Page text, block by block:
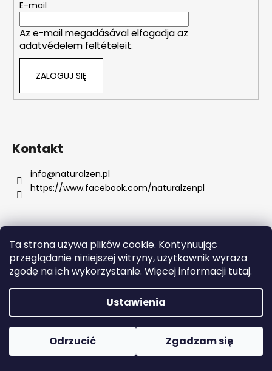
Ta strona używa plików cookie. Kontynuując
przeglądanie niniejszej witryny, użytkownik wyraża
zgodę na ich wykorzystanie. Więcej informacji tutaj.
Ustawienia
Odrzucić Zgadzam się
u
a
s
P
l
e
c
a
m
y
ORAL-
EXPERT
E-mail
Az e-mail megadásával elfogadja az
adatvédelem feltételeit.
ZALOGUJ SIĘ
Kontakt
info@naturalzen.pl
https://www.facebook.com/naturalzenpl
Opracował Shoptet
Copyright 2026Naturalzen. Wszystkie prawa
zastrzeżone.
Edytuj ustawienia plików cookie